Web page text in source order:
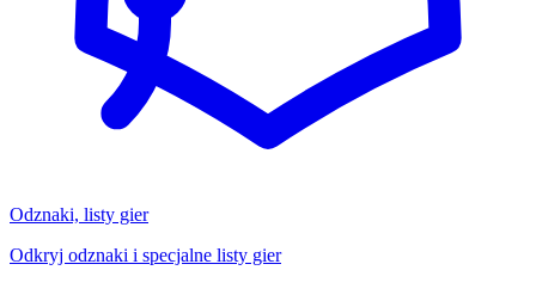
Odznaki, listy gier
Odkryj odznaki i specjalne listy gier